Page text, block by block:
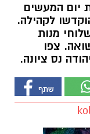
יום המעשים
שהוקדשו לקהילה.
מנות
צפו
נס ציונה.